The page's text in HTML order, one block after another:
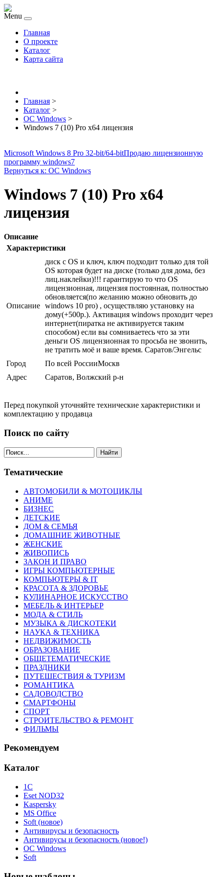
Menu
Главная
О проекте
Каталог
Карта сайта
Главная >
Каталог >
ОС Windows >
Windows 7 (10) Pro x64 лицензия
Microsoft Windows 8 Pro 32-bit/64-bitПродаю лицензионную
программу windows7
Вернуться к: ОС Windows
Windows 7 (10) Pro x64
лицензия
Описание
Характеристики
Описание
диск с OS и ключ, ключ подходит только для той
OS которая будет на диске (только для дома, без
лиц.наклейки)!!! гарантирую то что OS
лицензионная, лицензия постоянная, полностью
обновляется(по желанию можно обновить до
windows 10 pro) , осуществляю установку на
дому(+500р.). Активация windows проходит через
интернет(пиратка не активируется таким
способом) если вы сомниваетесь что за эти
деньги OS лицензионная то просьба не звонить,
не тратить моё и ваше время. Саратов/Энгельс
Город
По всей РоссииМоскв
Адрес
Саратов, Волжский р-н
Перед покупкой уточняйте технические характеристики и
комплектацию у продавца
Поиск по сайту
Найти
Тематические
АВТОМОБИЛИ & МОТОЦИКЛЫ
АНИМЕ
БИЗНЕС
ДЕТСКИЕ
ДОМ & СЕМЬЯ
ДОМАШНИЕ ЖИВОТНЫЕ
ЖЕНСКИЕ
ЖИВОПИСЬ
ЗАКОН И ПРАВО
ИГРЫ КОМПЬЮТЕРНЫЕ
КОМПЬЮТЕРЫ & IT
КРАСОТА & ЗДОРОВЬЕ
КУЛИНАРНОЕ ИСКУССТВО
МЕБЕЛЬ & ИНТЕРЬЕР
МОДА & СТИЛЬ
МУЗЫКА & ДИСКОТЕКИ
НАУКА & ТЕХНИКА
НЕДВИЖИМОСТЬ
ОБРАЗОВАНИЕ
ОБЩЕТЕМАТИЧЕСКИЕ
ПРАЗДНИКИ
ПУТЕШЕСТВИЯ & ТУРИЗМ
РОМАНТИКА
САДОВОДСТВО
СМАРТФОНЫ
СПОРТ
СТРОИТЕЛЬСТВО & РЕМОНТ
ФИЛЬМЫ
Рекомендуем
Каталог
1С
Eset NOD32
Kaspersky
MS Office
Soft (новое)
Антивирусы и безопасность
Антивирусы и безопасность (новое!)
ОС Windows
Soft